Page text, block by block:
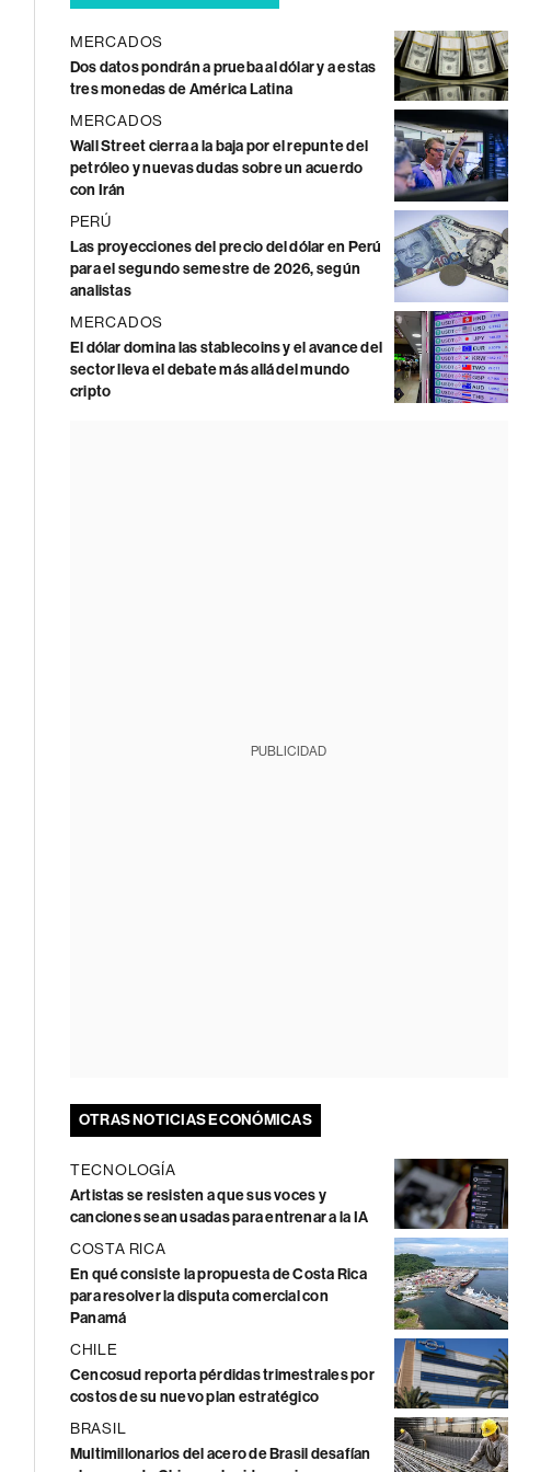
MERCADOS
Dos datos pondrán a prueba al dólar y a estas
tres monedas de América Latina
MERCADOS
Wall Street cierra a la baja por el repunte del
petróleo y nuevas dudas sobre un acuerdo
con Irán
PERÚ
Las proyecciones del precio del dólar en Perú
para el segundo semestre de 2026, según
analistas
MERCADOS
El dólar domina las stablecoins y el avance del
sector lleva el debate más allá del mundo
cripto
PUBLICIDAD
OTRAS NOTICIAS ECONÓMICAS
TECNOLOGÍA
Artistas se resisten a que sus voces y
canciones sean usadas para entrenar a la IA
COSTA RICA
En qué consiste la propuesta de Costa Rica
para resolver la disputa comercial con
Panamá
CHILE
Cencosud reporta pérdidas trimestrales por
costos de su nuevo plan estratégico
BRASIL
Multimillonarios del acero de Brasil desafían